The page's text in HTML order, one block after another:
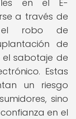
en el E-
a través de
el robo de
de
sabotaje de
Estas
un riesgo
sino
en el